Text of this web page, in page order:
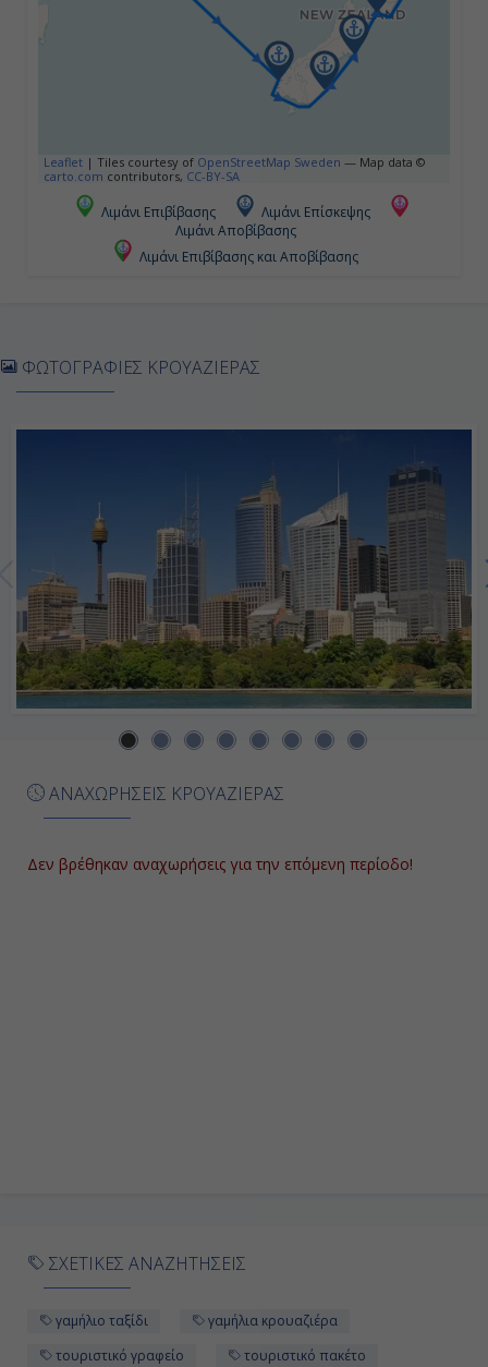
07:00
Πορτ Τσάλμερς - Ντούντιν , Νέα
18:00
Ημέρα 7η
Ουέλλινγκτον, Νέα Ζηλανδία
08:00
18:00
Leaflet | Tiles courtesy of OpenStreetMap Sweden — Map data ©
carto.com contributors, CC-BY-SA
Λιμάνι Επιβίβασης
Λιμάνι Επίσκεψης
Λιμάνι Αποβίβασης
Λιμάνι Επιβίβασης και Αποβίβασης
ΑΝΑΧΩΡΗΣΕΙΣ ΚΡΟΥΑΖΙΕΡΑΣ
Δεν βρέθηκαν αναχωρήσεις για την επόμενη περίοδο!
ΦΩΤΟΓΡΑΦΙΕΣ ΚΡΟΥΑΖΙΕΡΑΣ
ΣΧΕΤΙΚΕΣ ΑΝΑΖΗΤΗΣΕΙΣ
γαμήλιο ταξίδι
γαμήλια κρουαζιέρα
τουριστικό γραφείο
τουριστικό πακέτο